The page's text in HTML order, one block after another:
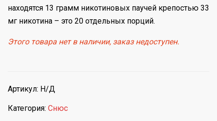
находятся 13 грамм никотиновых паучей крепостью 33
мг никотина – это 20 отдельных порций.
Этого товара нет в наличии, заказ недоступен.
Артикул: Н/Д
Категория: Снюс